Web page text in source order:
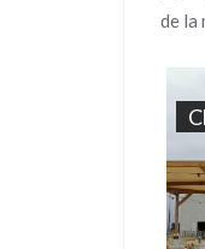
de la